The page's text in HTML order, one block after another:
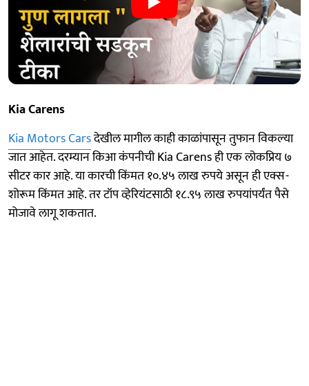
Kia Carens
Kia Motors Carsदेखील मागील काही काळांपासून तुफान विकल्या
जात आहेत. दरम्यान किआ कंपनीची Kia Carens ही एक लोकप्रिय ७
सीटर कार आहे. या कारची किंमत १०.४५ लाख रुपये असून ही एक्स-
शोरूम किंमत आहे. तर टॉप व्हेरियंटसाठी १८.९५ लाख रुपयांपर्यंत पैसे
मोजावे लागू शकतात.